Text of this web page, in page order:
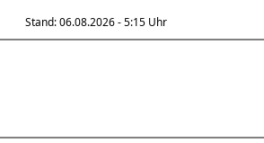
Stand: 06.08.2026 - 5:15 Uhr